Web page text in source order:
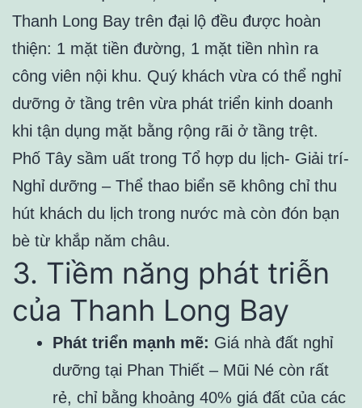
Thanh Long Bay trên đại lộ đều được hoàn
thiện: 1 mặt tiền đường, 1 mặt tiền nhìn ra
công viên nội khu. Quý khách vừa có thể nghỉ
dưỡng ở tầng trên vừa phát triển kinh doanh
khi tận dụng mặt bằng rộng rãi ở tầng trệt.
Phố Tây sầm uất trong Tổ hợp du lịch- Giải trí-
Nghỉ dưỡng – Thể thao biển sẽ không chỉ thu
hút khách du lịch trong nước mà còn đón bạn
bè từ khắp năm châu.
3. Tiềm năng phát triễn
của Thanh Long Bay
Phát triển mạnh mẽ: Giá nhà đất nghỉ
dưỡng tại Phan Thiết – Mũi Né còn rất
rẻ, chỉ bằng khoảng 40% giá đất của các